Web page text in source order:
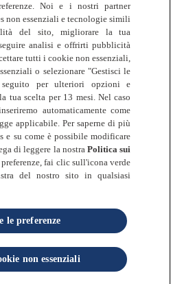
Healthcare (Italia)
(Italia) S.p.A
20141 Milano
di iscrizione al
di Milano Monza Brianza
3.620.000 i.v.
Benckiser Holdings (Italia)
Noi e i nostri partner
non essenziali e tecnologie simili
del sito, migliorare la tua
analisi e offrirti pubblicità
tutti i cookie non essenziali,
o selezionare "Gestisci le
per ulteriori opzioni e
tua scelta per 13 mesi. Nel caso
automaticamente come
applicabile. Per saperne di più
e su come è possibile modificare
di leggere la nostraPolitica sui
fai clic sull'icona verde
del nostro sito in qualsiasi
le preferenze
non essenziali